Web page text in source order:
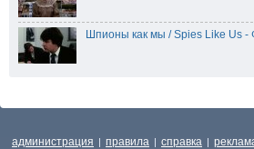
Шпионы как мы / Spies Like Us -
администрация | правила | справка |